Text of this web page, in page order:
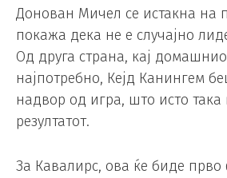
Донован Мичел се истакна на
покажа дека не е случајно
Од друга страна, кај
најпотребно, Кејд Канингем
надвор од игра, што исто така
резултатот.
За Кавалирс, ова ќе биде